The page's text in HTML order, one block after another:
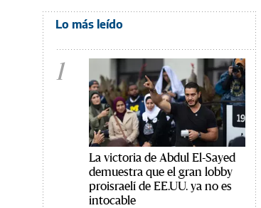
Lo más leído
1
La victoria de Abdul El-Sayed
demuestra que el gran lobby
proisraelí de EE.UU. ya no es
intocable